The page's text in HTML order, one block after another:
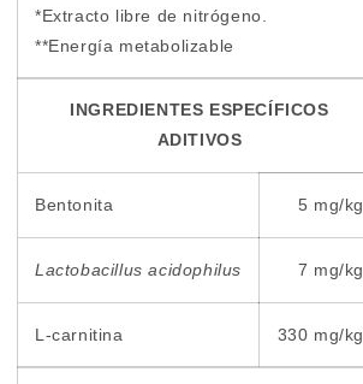
*Extracto libre de nitrógeno.
**Energía metabolizable
INGREDIENTES ESPECÍFICOS
ADITIVOS
Bentonita 5 mg/kg
Lactobacillus acidophilus 7 mg/kg
L-carnitina 330 mg/kg